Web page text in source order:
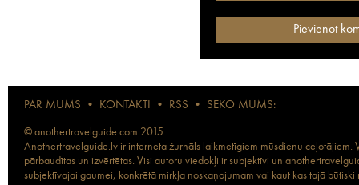
PAR MUMS • KONTAKTI • RSS • SEKO MUMS:
© anothertravelguide.com 2015
Anothertravelguide.lv ir interneta žurnāls laikmetīgiem mūsdienu
pārbaudītas un izvērtētas. Visi autoru viedokļi ir subjektīvi un
subjektīvajai gaumei, konkrētā mirkļa noskaņojumam vai kaut kas tajā